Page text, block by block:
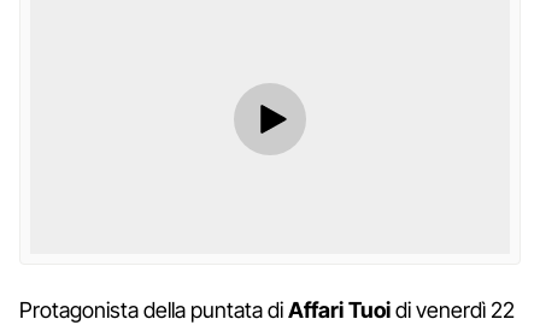
Protagonista della puntata diAffari Tuoidi venerdì 22